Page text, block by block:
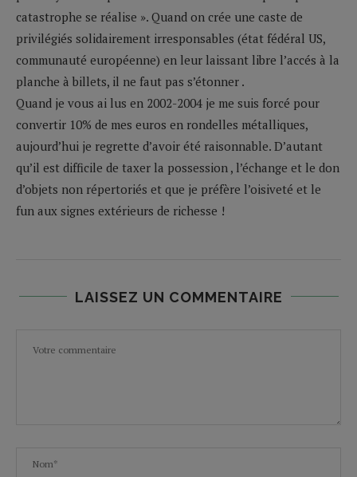
catastrophe se réalise ». Quand on crée une caste de
privilégiés solidairement irresponsables (état fédéral US,
communauté européenne) en leur laissant libre l’accés à la
planche à billets, il ne faut pas s’étonner .
Quand je vous ai lus en 2002-2004 je me suis forcé pour
convertir 10% de mes euros en rondelles métalliques,
aujourd’hui je regrette d’avoir été raisonnable. D’autant
qu’il est difficile de taxer la possession , l’échange et le don
d’objets non répertoriés et que je préfère l’oisiveté et le
fun aux signes extérieurs de richesse !
LAISSEZ UN COMMENTAIRE